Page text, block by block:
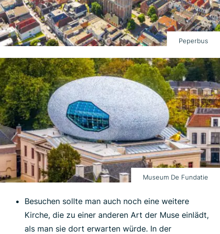
Peperbus
Museum De Fundatie
Besuchen sollte man auch noch eine weitere
Kirche, die zu einer anderen Art der Muse einlädt,
als man sie dort erwarten würde. In der